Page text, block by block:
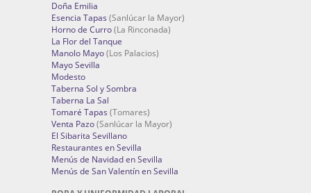
Doña Emilia
Esencia Tapas (Sanlúcar la Mayor)
Horno de Curro(La Rinconada)
La Flor del Tanque
Manolo Mayo(Los Palacios)
Mayo Sevilla
Modesto
Taberna Sol y Sombra
Taberna La Sal
Tomaré Tapas (Tomares)
Venta Pazo(Sanlúcar la Mayor)
El Sibarita Sevillano
Restaurantes en Sevilla
Menús de Navidad en Sevilla
Menús de San Valentín en Sevilla